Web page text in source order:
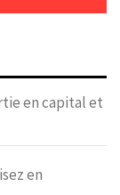
en capital et
en